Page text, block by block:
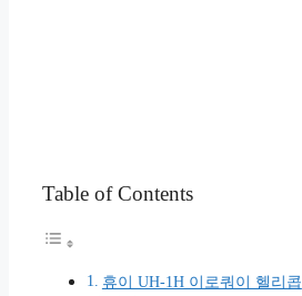
Table of Contents
휴이 UH-1H 이로쿼이 헬리콥